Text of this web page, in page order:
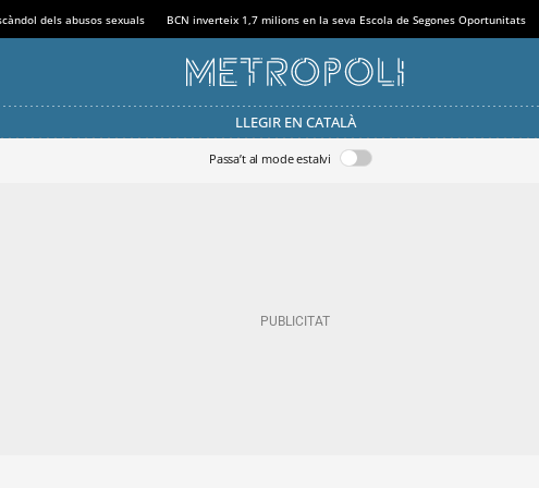
dels abusos sexuals BCN inverteix 1,7 milions en la seva Escola de Segones Oportunitats
LLEGIR EN CATALÀ
Passa’t al mode estalvi